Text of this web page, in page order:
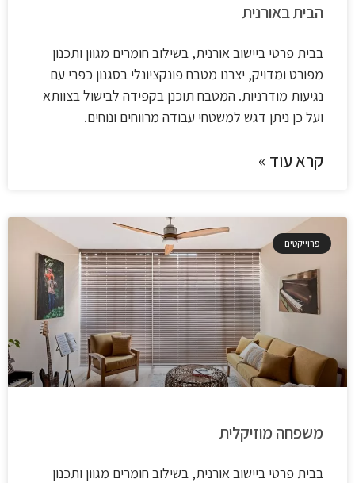
הבית באורנית
בבית פרטי ביישוב אורנית, בשילוב חומרים מגוון ותכנון
מפורט ומדויק, יצרנו מטבח פונקציונלי בסגנון כפרי עם
נגיעות מודרניות. המטבח תוכנן בקפידה לבישול בצוותא
ועל כן ניתן דגש למשטחי עבודה מרווחים ונוחים.
קרא עוד »
פרוייקטים
משפחה מוזיקלית
בבית פרטי ביישוב אורנית, בשילוב חומרים מגוון ותכנון